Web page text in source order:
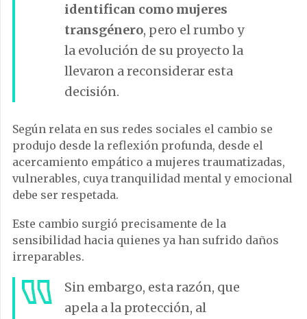
identifican como mujeres
transgénero, pero el rumbo y
la evolución de su proyecto la
llevaron a reconsiderar esta
decisión.
Según relata en sus redes sociales el cambio se
produjo desde la reflexión profunda, desde el
acercamiento empático a mujeres traumatizadas,
vulnerables, cuya tranquilidad mental y emocional
debe ser respetada.
Este cambio surgió precisamente de la
sensibilidad hacia quienes ya han sufrido daños
irreparables.
Sin embargo, esta razón, que
apela a la protección, al